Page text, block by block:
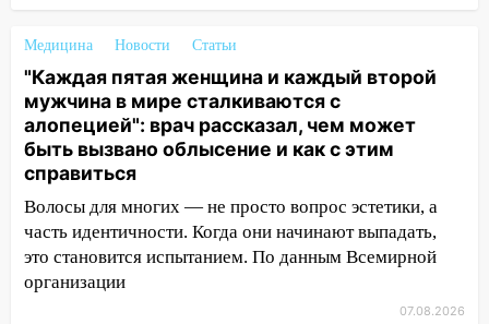
полицейские проведут акцию «Час
пассажира»
13:20 В Ульяновске за один день
обокрали женщину на пляже и
подростка в сквере
13:01 В Димитровграде мужчина
выбросил из машины страйкбольную
гранату: его задержали
12:34 На Ульяновскую область
надвигается сильнейшая непогода: град
Медицина Новости Статьи
"Каждая пятая женщина и каждый второй
мужчина в мире сталкиваются с
алопецией": врач рассказал, чем может
быть вызвано облысение и как с этим
справиться
Волосы для многих — не просто вопрос эстетики, а
часть идентичности. Когда они начинают выпадать,
это становится испытанием. По данным Всемирной
организации
07.08.2026